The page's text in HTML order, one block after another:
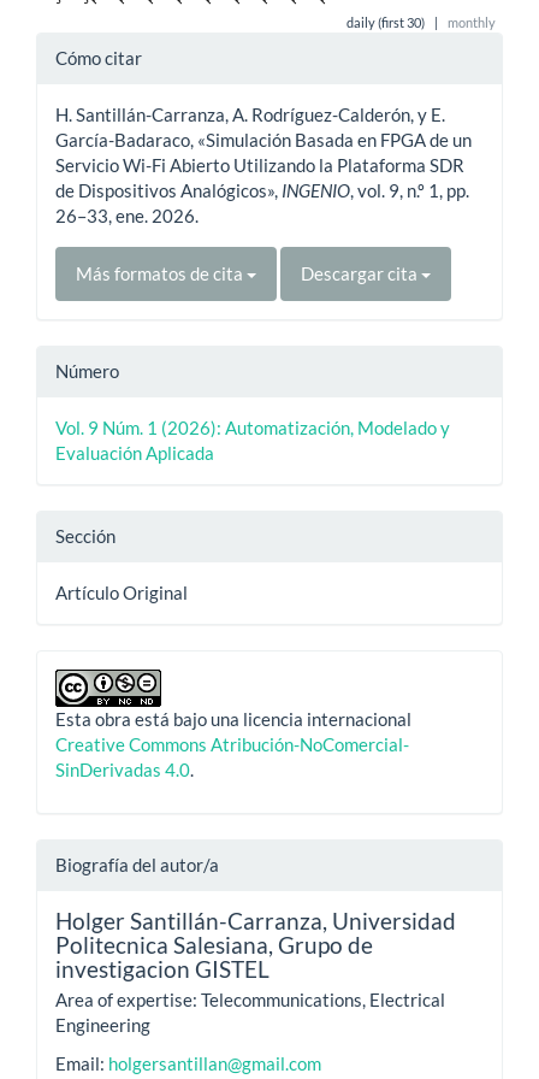
daily (first 30) | monthly
Detalles
artículo
Cómo citar
H. Santillán-Carranza, A. Rodríguez-Calderón, y E.
García-Badaraco, «Simulación Basada en FPGA de un
Servicio Wi-Fi Abierto Utilizando la Plataforma SDR
de Dispositivos Analógicos», INGENIO, vol. 9, n.º 1, pp.
26–33, ene. 2026.
Más formatos de cita Descargar cita
Número
Vol. 9 Núm. 1 (2026): Automatización, Modelado y
Evaluación Aplicada
Sección
Artículo Original
Esta obra está bajo una licencia internacional
Creative Commons Atribución-NoComercial-
SinDerivadas 4.0.
Biografía del autor/a
Holger Santillán-Carranza, Universidad
Politecnica Salesiana, Grupo de
investigacion GISTEL
Area of expertise: Telecommunications, Electrical
Engineering
Email: holgersantillan@gmail.com